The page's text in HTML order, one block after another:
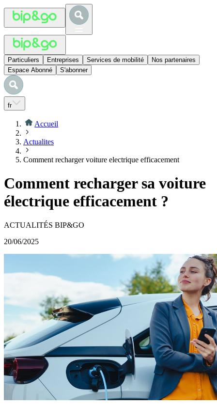
Particuliers Entreprises Services de mobilité
Nos partenaires
Espace Abonné
S'abonner
fr
Accueil
Actualites
Comment recharger voiture electrique efficacement
Comment recharger sa voiture
électrique efficacement ?
ACTUALITÉS BIP&GO
20/06/2025